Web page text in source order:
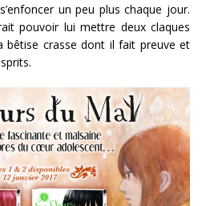
un peu plus chaque jour.
pouvoir lui mettre deux claques
bêtise crasse dont il fait preuve et